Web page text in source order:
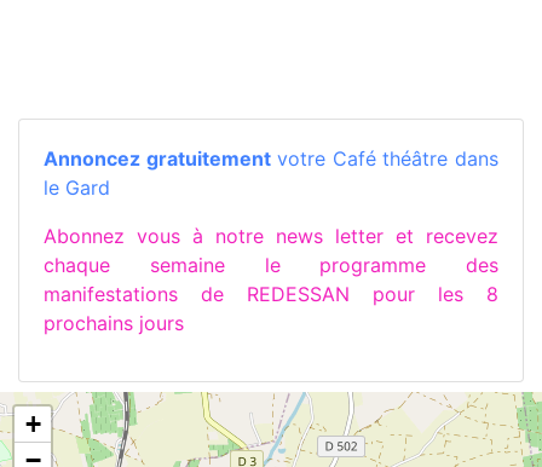
Annoncez gratuitementvotre Café théâtre dans
le Gard
Abonnez vous à notre news letter et recevez
chaque semaine le programme des
manifestations de REDESSAN pour les 8
prochains jours
+
−